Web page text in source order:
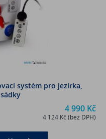
systém pro jezírka,
4 990 Kč
4 124 Kč (bez DPH)